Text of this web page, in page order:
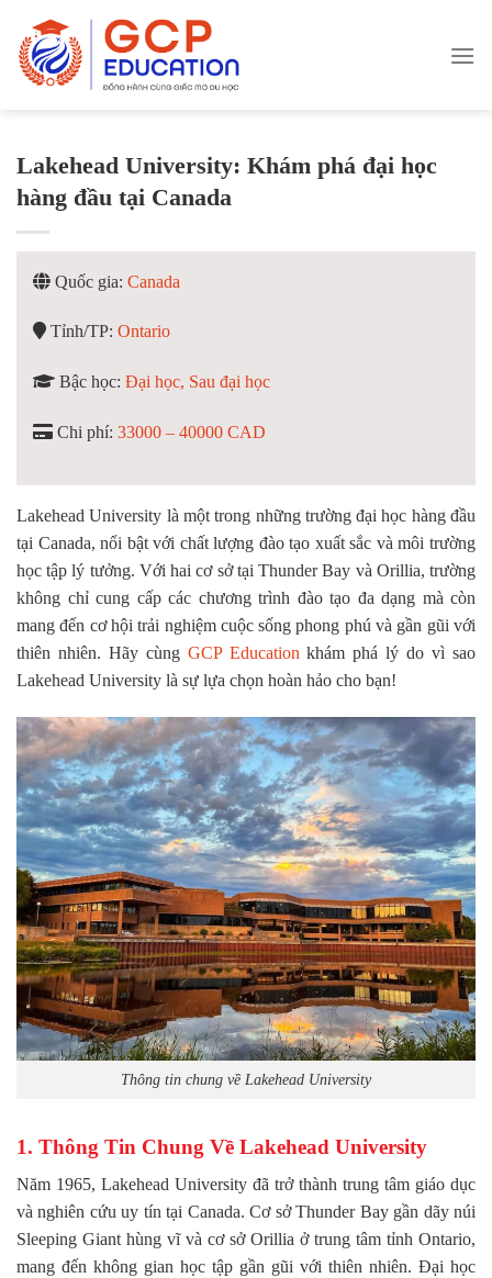
content
Lakehead University: Khám phá đại học
hàng đầu tại Canada
Quốc gia: Canada
Tỉnh/TP: Ontario
Bậc học: Đại học, Sau đại học
Chi phí: 33000 – 40000 CAD
Lakehead University là một trong những trường đại học hàng đầu
tại Canada, nổi bật với chất lượng đào tạo xuất sắc và môi trường
học tập lý tưởng. Với hai cơ sở tại Thunder Bay và Orillia, trường
không chỉ cung cấp các chương trình đào tạo đa dạng mà còn
mang đến cơ hội trải nghiệm cuộc sống phong phú và gần gũi với
thiên nhiên. Hãy cùng GCP Education khám phá lý do vì sao
Lakehead University là sự lựa chọn hoàn hảo cho bạn!
Thông tin chung về Lakehead University
1. Thông Tin Chung Về Lakehead University
Năm 1965, Lakehead University đã trở thành trung tâm giáo dục
và nghiên cứu uy tín tại Canada. Cơ sở Thunder Bay gần dãy núi
Sleeping Giant hùng vĩ và cơ sở Orillia ở trung tâm tỉnh Ontario,
mang đến không gian học tập gần gũi với thiên nhiên. Đại học